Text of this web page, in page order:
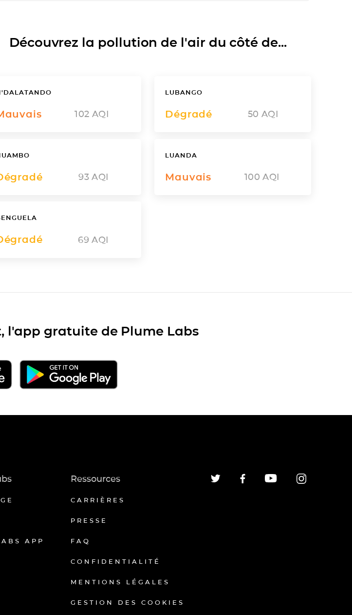
Découvrez la pollution de l'air du côté de...
102 AQI
LUBANGO
Dégradé 50 AQI
93 AQI
LUANDA
Mauvais 100 AQI
69 AQI
l'app gratuite de Plume Labs
APP
Ressources
CARRIÈRES
PRESSE
FAQ
CONFIDENTIALITÉ
MENTIONS LÉGALES
GESTION DES COOKIES